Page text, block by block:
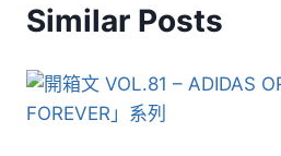
Similar Posts